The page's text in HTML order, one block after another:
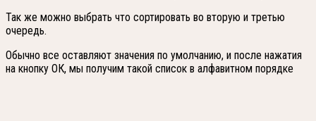
Так же можно выбрать что сортировать во вторую и третью
очередь.
Обычно все оставляют значения по умолчанию, и после нажатия
на кнопку ОК, мы получим такой список в алфавитном порядке